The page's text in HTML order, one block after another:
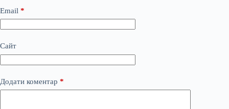
Email *
Сайт
Додати коментар *